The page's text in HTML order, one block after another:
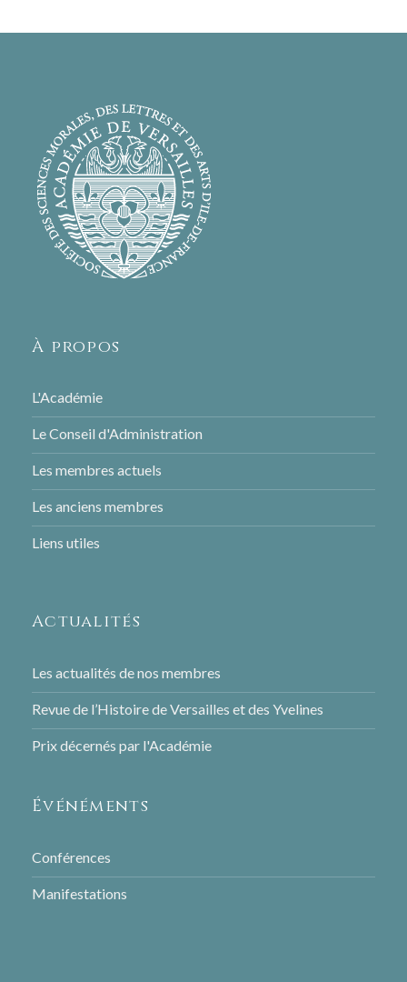
2011
2007
2006
2002
2000
1999
1998
1994
1992
1991
1987
À propos
L'Académie
Le Conseil d'Administration
Les membres actuels
Les anciens membres
Liens utiles
Actualités
Les actualités de nos membres
Revue de l’Histoire de Versailles et des Yvelines
Prix décernés par l'Académie
Événéments
Conférences
Manifestations